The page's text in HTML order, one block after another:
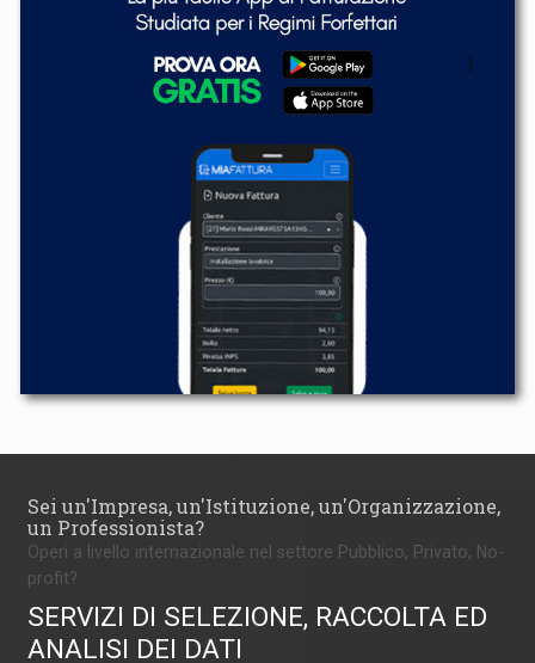
Sei un'Impresa, un'Istituzione, un'Organizzazione,
un Professionista?
Operi a livello internazionale nel settore Pubblico, Privato, No-
profit?
SERVIZI DI SELEZIONE, RACCOLTA ED
ANALISI DEI DATI